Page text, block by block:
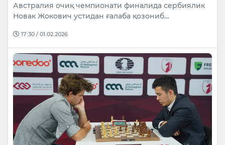
Австралия очиқ чемпионати финалида сербиялик
Новак Жокович устидан ғалаба қозониб…
17:30 / 01.02.2026